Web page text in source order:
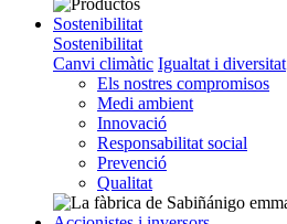
Sostenibilitat
Sostenibilitat
Canvi climàtic Igualtat i diversitat
Els nostres compromisos
Medi ambient
Innovació
Responsabilitat social
Prevenció
Qualitat